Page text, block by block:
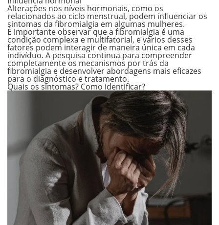
Alterações nos níveis hormonais, como os
relacionados ao ciclo menstrual, podem influenciar os
sintomas da fibromialgia em algumas mulheres.
É importante observar que a fibromialgia é uma
condição complexa e multifatorial, e vários desses
fatores podem interagir de maneira única em cada
indivíduo. A pesquisa continua para compreender
completamente os mecanismos por trás da
fibromialgia e desenvolver abordagens mais eficazes
para o diagnóstico e tratamento.
Quais os sintomas? Como identificar?